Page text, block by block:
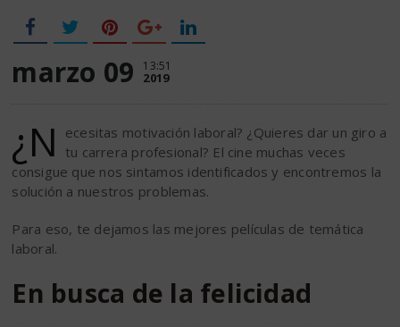
marzo 09 13:51
2019
¿N
ecesitas motivación laboral? ¿Quieres dar un giro a
tu carrera profesional? El cine muchas veces
consigue que nos sintamos identificados y encontremos la
solución a nuestros problemas.
Para eso, te dejamos las mejores películas de temática
laboral.
En busca de la felicidad